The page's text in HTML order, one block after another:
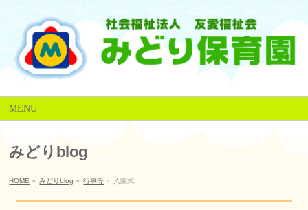
MENU
みどりblog
HOME » みどりblog » 行事等 » 入園式